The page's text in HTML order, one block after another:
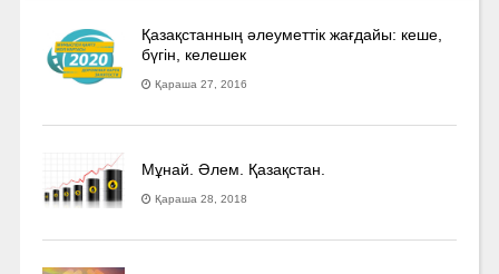
Қазақстанның әлеуметтік жағдайы: кеше,
бүгін, келешек
Қараша 27, 2016
Мұнай. Әлем. Қазақстан.
Қараша 28, 2018